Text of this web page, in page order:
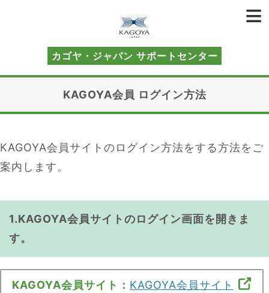
カゴヤ・ジャパン サポートセンター
KAGOYA会員 ログイン方法
KAGOYA会員サイトのログイン方法をする方法をご
案内します。
1.KAGOYA会員サイトのログイン画面を開きま
す。
KAGOYA会員サイト： KAGOYA会員サイト